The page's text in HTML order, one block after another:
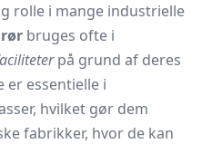
rolle i mange industrielle
bruges ofte i
på grund af deres
er essentielle i
hvilket gør dem
fabrikker, hvor de kan